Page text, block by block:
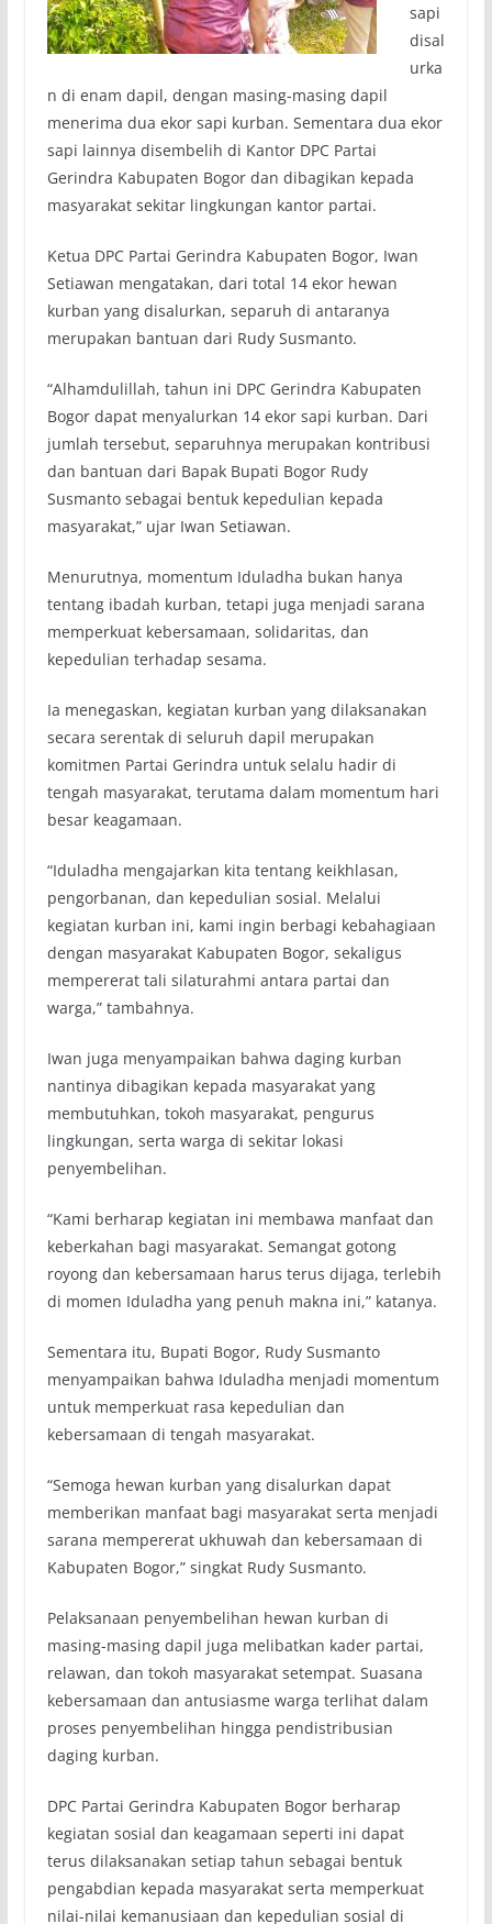
sapi
disal
urka
n di enam dapil, dengan masing-masing dapil
menerima dua ekor sapi kurban. Sementara dua ekor
sapi lainnya disembelih di Kantor DPC Partai
Gerindra Kabupaten Bogor dan dibagikan kepada
masyarakat sekitar lingkungan kantor partai.
Ketua DPC Partai Gerindra Kabupaten Bogor, Iwan
Setiawan mengatakan, dari total 14 ekor hewan
kurban yang disalurkan, separuh di antaranya
merupakan bantuan dari Rudy Susmanto.
“Alhamdulillah, tahun ini DPC Gerindra Kabupaten
Bogor dapat menyalurkan 14 ekor sapi kurban. Dari
jumlah tersebut, separuhnya merupakan kontribusi
dan bantuan dari Bapak Bupati Bogor Rudy
Susmanto sebagai bentuk kepedulian kepada
masyarakat,” ujar Iwan Setiawan.
Menurutnya, momentum Iduladha bukan hanya
tentang ibadah kurban, tetapi juga menjadi sarana
memperkuat kebersamaan, solidaritas, dan
kepedulian terhadap sesama.
Ia menegaskan, kegiatan kurban yang dilaksanakan
secara serentak di seluruh dapil merupakan
komitmen Partai Gerindra untuk selalu hadir di
tengah masyarakat, terutama dalam momentum hari
besar keagamaan.
“Iduladha mengajarkan kita tentang keikhlasan,
pengorbanan, dan kepedulian sosial. Melalui
kegiatan kurban ini, kami ingin berbagi kebahagiaan
dengan masyarakat Kabupaten Bogor, sekaligus
mempererat tali silaturahmi antara partai dan
warga,” tambahnya.
Iwan juga menyampaikan bahwa daging kurban
nantinya dibagikan kepada masyarakat yang
membutuhkan, tokoh masyarakat, pengurus
lingkungan, serta warga di sekitar lokasi
penyembelihan.
“Kami berharap kegiatan ini membawa manfaat dan
keberkahan bagi masyarakat. Semangat gotong
royong dan kebersamaan harus terus dijaga, terlebih
di momen Iduladha yang penuh makna ini,” katanya.
Sementara itu, Bupati Bogor, Rudy Susmanto
menyampaikan bahwa Iduladha menjadi momentum
untuk memperkuat rasa kepedulian dan
kebersamaan di tengah masyarakat.
“Semoga hewan kurban yang disalurkan dapat
memberikan manfaat bagi masyarakat serta menjadi
sarana mempererat ukhuwah dan kebersamaan di
Kabupaten Bogor,” singkat Rudy Susmanto.
Pelaksanaan penyembelihan hewan kurban di
masing-masing dapil juga melibatkan kader partai,
relawan, dan tokoh masyarakat setempat. Suasana
kebersamaan dan antusiasme warga terlihat dalam
proses penyembelihan hingga pendistribusian
daging kurban.
DPC Partai Gerindra Kabupaten Bogor berharap
kegiatan sosial dan keagamaan seperti ini dapat
terus dilaksanakan setiap tahun sebagai bentuk
pengabdian kepada masyarakat serta memperkuat
nilai-nilai kemanusiaan dan kepedulian sosial di